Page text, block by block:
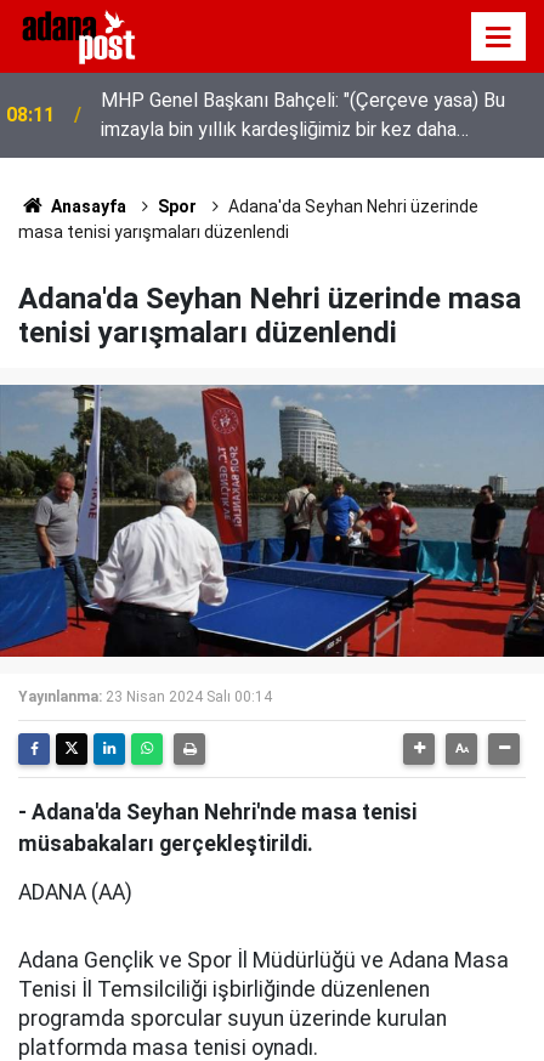
08:11
MHP Genel Başkanı Bahçeli: "(Çerçeve yasa) Bu
imzayla bin yıllık kardeşliğimiz bir kez daha
tescillenmiştir"
Anasayfa Spor
Adana'da Seyhan Nehri üzerinde
masa tenisi yarışmaları düzenlendi
Adana'da Seyhan Nehri üzerinde masa
tenisi yarışmaları düzenlendi
Yayınlanma: 23 Nisan 2024 Salı 00:14
- Adana'da Seyhan Nehri'nde masa tenisi
müsabakaları gerçekleştirildi.
ADANA (AA)
Adana Gençlik ve Spor İl Müdürlüğü ve Adana Masa
Tenisi İl Temsilciliği işbirliğinde düzenlenen
programda sporcular suyun üzerinde kurulan
platformda masa tenisi oynadı.